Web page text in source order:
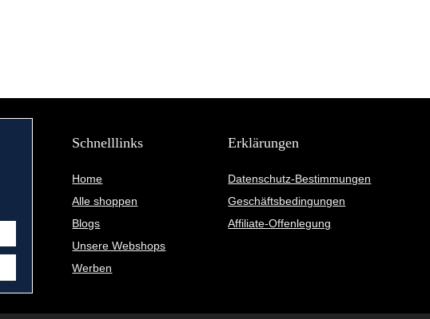
Schnelllinks
Home
Alle shoppen
Blogs
Unsere Webshops
Werben
Erklärungen
Datenschutz-Bestimmungen
Geschäftsbedingungen
Affiliate-Offenlegung